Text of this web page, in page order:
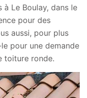
Le Boulay, dans le
pour des
aussi, pour plus
pour une demande
toiture ronde.